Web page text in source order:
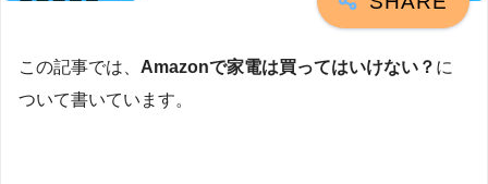
この記事では、 Amazonで家電は買ってはいけない？ に
ついて書いています。